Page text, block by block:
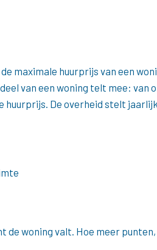
maximale huurprijs van een
van een woning telt mee:
De overheid stelt
de woning valt. Hoe meer